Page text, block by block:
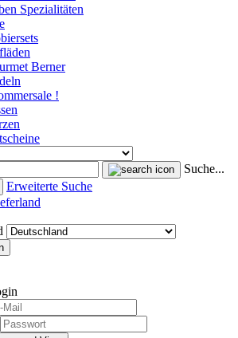
Spezialitäten
Berner
!
Suche...
Erweiterte Suche